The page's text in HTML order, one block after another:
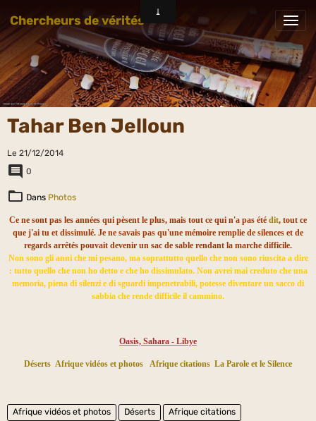
Chercheurs de vérités
Tahar Ben Jelloun
Le 21/12/2014
0
Dans Photos
Ce ne sont pas les années qui pèsent le plus, mais tout ce qui n'a pas été dit, tout ce
que j'ai tu et dissimulé. Je ne savais pas qu'une mémoire remplie de silences et de
regards arrêtés pouvait devenir un sac de sable rendant la marche difficile.
Non sono gli anni che mi pesano, ma soprattutto quello che non sono riuscita a dire
: tutto quello che non ho detto e che ho dissimulato. Non avrei mai creduto che una
memoria, piena di silenzi e di sguardi impenetrabili, potesse diventare un sacco di
sabbia che rende difficile il cammino.
Oasis, Sahara - Libye
Déserts Afrique vidéos et photos Afrique citations La Parole et le Silence
Afrique vidéos et photos Déserts
Afrique citations